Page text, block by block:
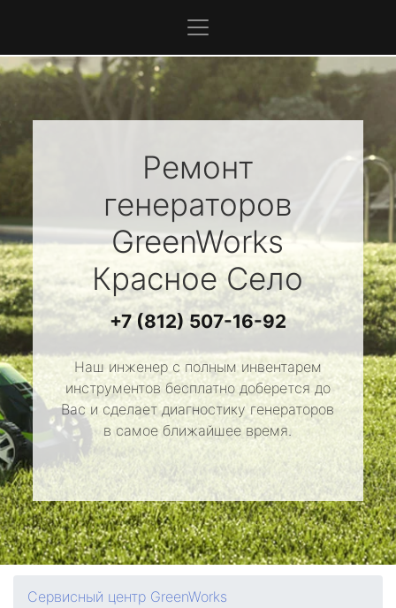
Ремонт
генераторов
GreenWorks
Красное Село
+7 (812) 507-16-92
Наш инженер с полным инвентарем
инструментов бесплатно доберется до
Вас и сделает диагностику генераторов
в самое ближайшее время.
Сервисный центр GreenWorks